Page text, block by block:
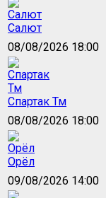
Салют
08/08/2026 18:00
Спартак Тм
08/08/2026 18:00
Орёл
09/08/2026 14:00